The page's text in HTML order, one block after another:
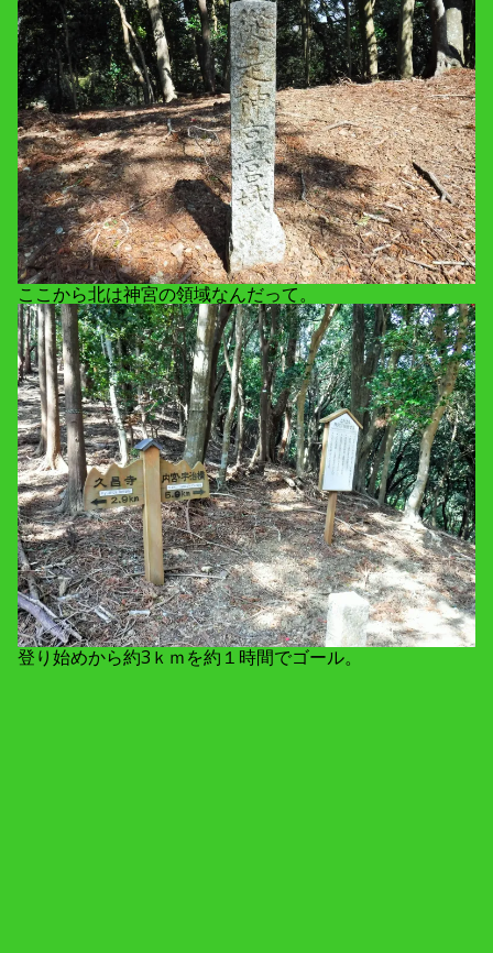
ここから北は神宮の領域なんだって。
登り始めから約3ｋｍを約１時間でゴール。